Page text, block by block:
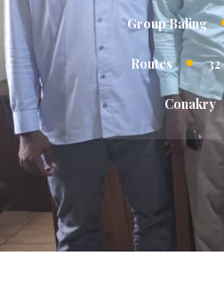
Group Baling
Routes
Conakry